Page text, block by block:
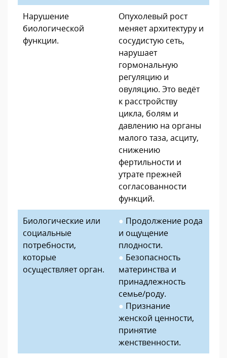
Нарушение
биологической
функции.
Опухолевый рост
меняет архитектуру и
сосудистую сеть,
нарушает
гормональную
регуляцию и
овуляцию. Это ведёт
к расстройству
цикла, болям и
давлению на органы
малого таза, асциту,
снижению
фертильности и
утрате прежней
согласованности
функций.
Биологические или
социальные
потребности,
которые
осуществляет орган.
● Продолжение рода
и ощущение
плодности.
● Безопасность
материнства и
принадлежность
семье/роду.
● Признание
женской ценности,
принятие
женственности.